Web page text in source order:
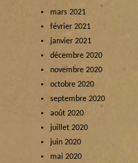
mars 2021
février 2021
janvier 2021
décembre 2020
novembre 2020
octobre 2020
septembre 2020
août 2020
juillet 2020
juin 2020
mai 2020